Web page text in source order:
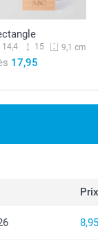
14,4 15 9,1 cm
17,95
Prix
8,95